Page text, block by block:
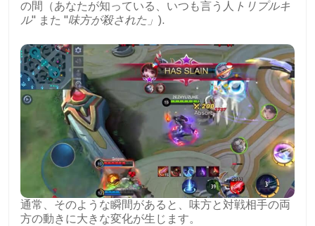
の間（あなたが知っている、いつも言う人 トリプルキ
ル" また "味方が殺された」 ).
通常、そのような瞬間があると、味方と対戦相手の両
方の動きに大きな変化が生じます。